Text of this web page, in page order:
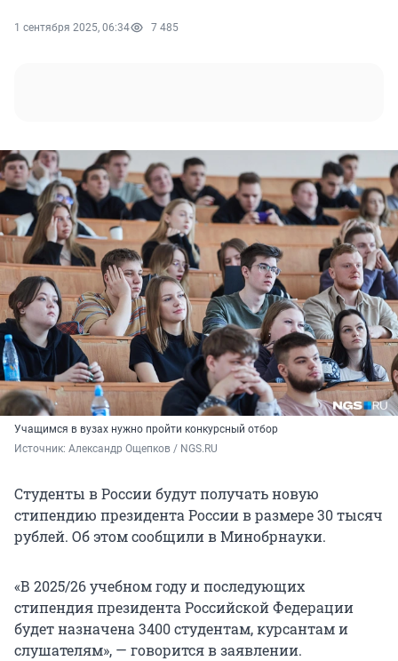
1 сентября 2025, 06:34 7 485
Учащимся в вузах нужно пройти конкурсный отбор
Источник: Александр Ощепков / NGS.RU
Студенты в России будут получать новую
стипендию президента России в размере 30 тысяч
рублей. Об этом сообщили в Минобрнауки.
«В 2025/26 учебном году и последующих
стипендия президента Российской Федерации
будет назначена 3400 студентам, курсантам и
слушателям», — говорится в заявлении.